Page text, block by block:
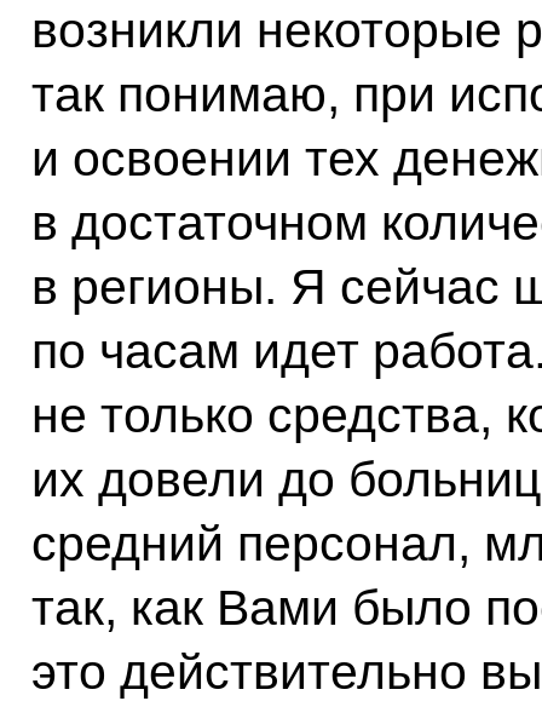
возникли некоторые
так понимаю, при
и освоении тех
в достаточном
в регионы. Я сейчас
по часам идет
не только средства,
их довели до
средний персонал,
так, как Вами было
это действительно